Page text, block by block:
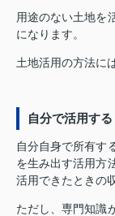
用途のない土地を
になります。
土地活用の方法に
自分で活用する
自分自身で所有す
を生み出す活用方
活用できたときの
ただし、専門知識